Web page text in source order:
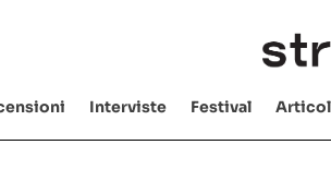
Interviste Festival